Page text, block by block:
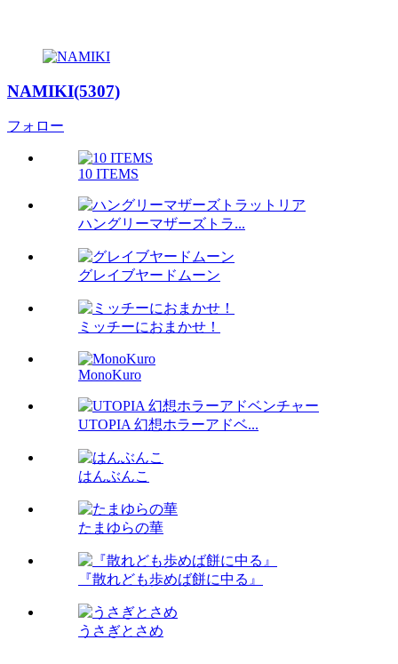
NAMIKI(5307)
フォロー
10 ITEMS
ハングリーマザーズトラ...
グレイブヤードムーン
ミッチーにおまかせ！
MonoKuro
UTOPIA 幻想ホラーアドベ...
はんぶんこ
たまゆらの華
『散れども歩めば餅に中る』
うさぎとさめ